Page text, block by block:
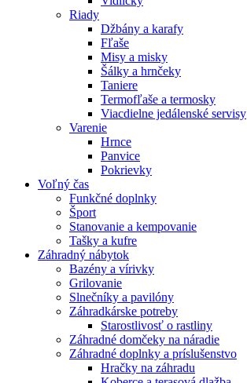
Riady
Džbány a karafy
Fľaše
Misy a misky
Šálky a hrnčeky
Taniere
Termofľaše a termosky
Viacdielne jedálenské servisy
Varenie
Hrnce
Panvice
Pokrievky
Voľný čas
Funkčné doplnky
Šport
Stanovanie a kempovanie
Tašky a kufre
Záhradný nábytok
Bazény a vírivky
Grilovanie
Slnečníky a pavilóny
Záhradkárske potreby
Starostlivosť o rastliny
Záhradné domčeky na náradie
Záhradné doplnky a príslušenstvo
Hračky na záhradu